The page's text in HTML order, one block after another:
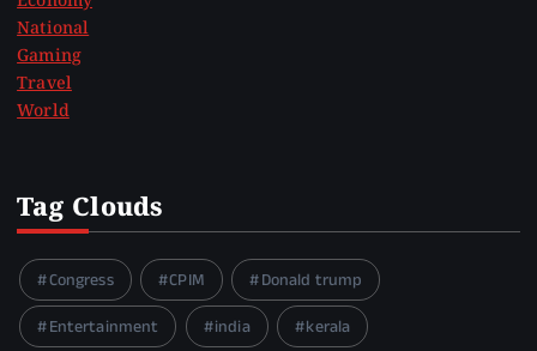
National
Gaming
Travel
World
Tag Clouds
Congress CPIM
Donald trump
Entertainment
india
kerala